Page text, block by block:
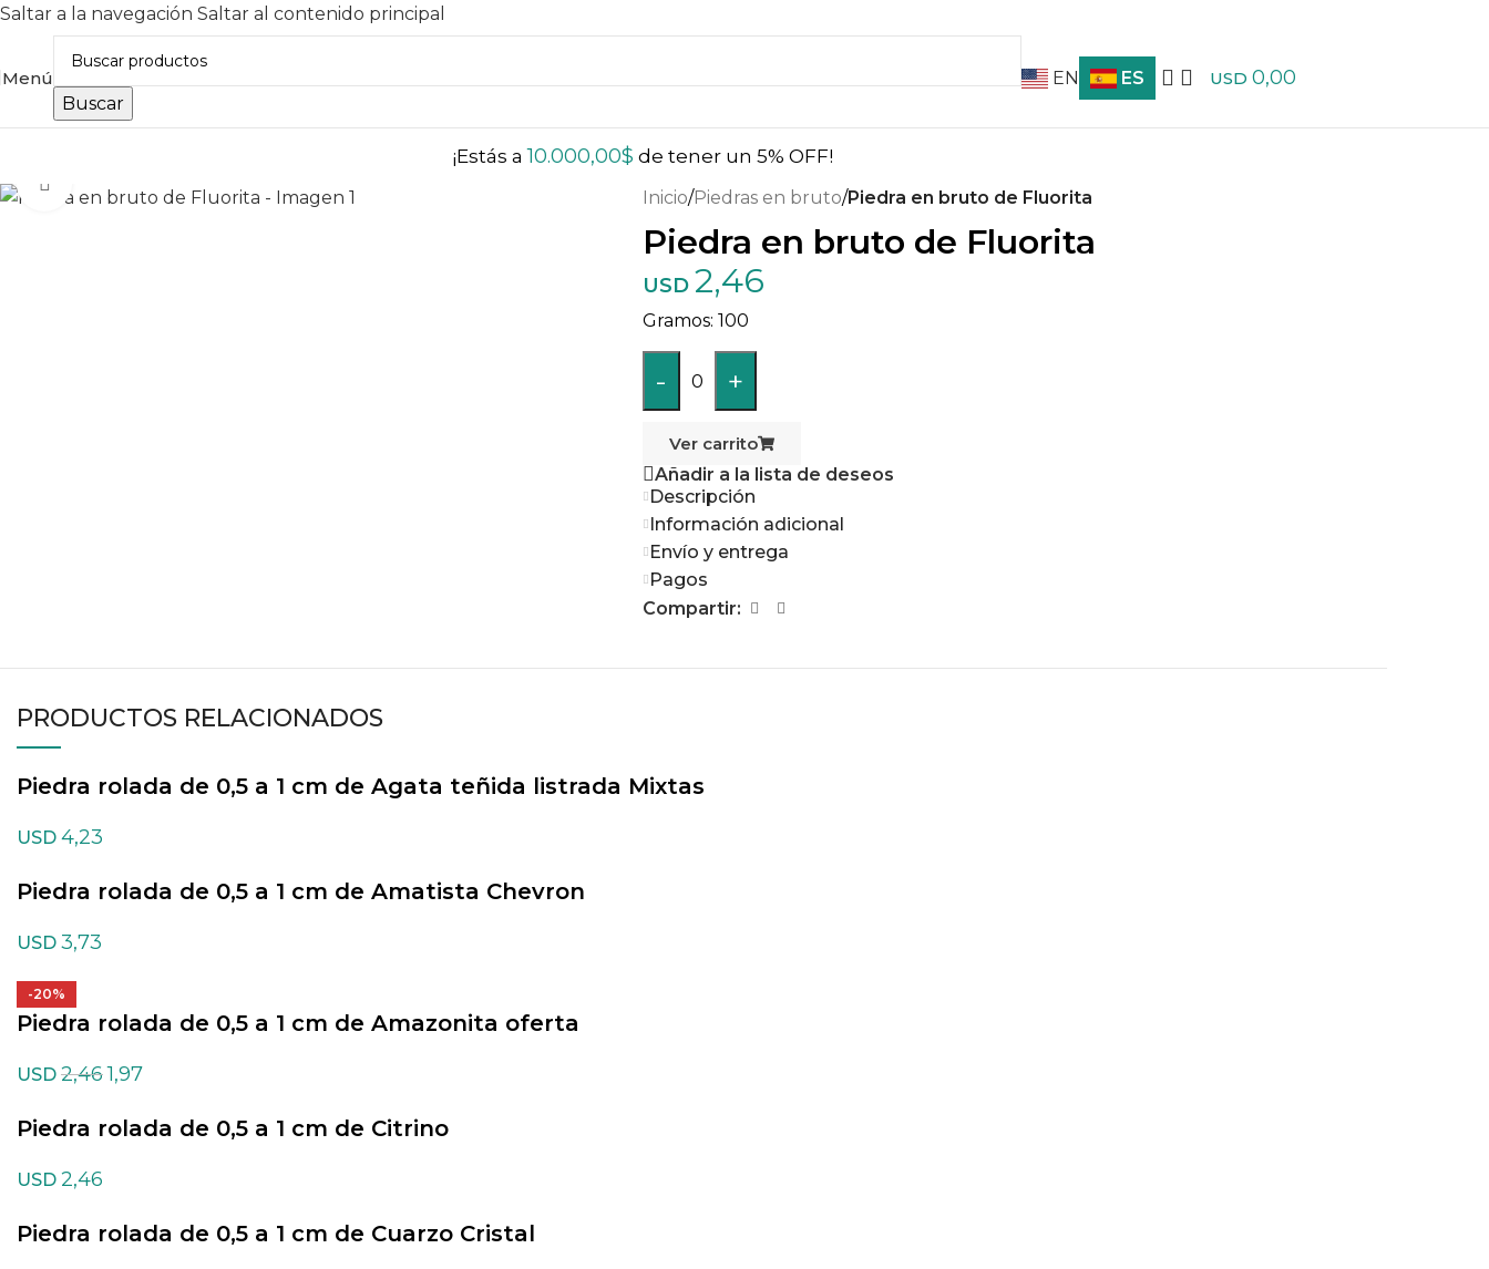
Saltar a la navegación Saltar al contenido principal
Menú
Buscar
EN ES USD 0,00
¡Estás a10.000,00$ de tener un 5% OFF!
Inicio/Piedras en bruto/Piedra en bruto de Fluorita
Piedra en bruto de Fluorita
USD 2,46
100
- 0 +
Ver carrito
Añadir a la lista de deseos
Descripción
Información adicional
Envío y entrega
Pagos
Compartir:
PRODUCTOS RELACIONADOS
Piedra rolada de 0,5 a 1 cm de Agata teñida listrada Mixtas
USD 4,23
Piedra rolada de 0,5 a 1 cm de Amatista Chevron
USD 3,73
-20%
Piedra rolada de 0,5 a 1 cm de Amazonita oferta
USD 2,461,97
Piedra rolada de 0,5 a 1 cm de Citrino
USD 2,46
Piedra rolada de 0,5 a 1 cm de Cuarzo Cristal